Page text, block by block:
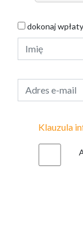
dokonaj
Klauzula